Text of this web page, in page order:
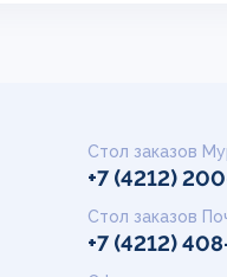
Стол заказов
+7 (4212)
Стол заказов
+7 (4212)